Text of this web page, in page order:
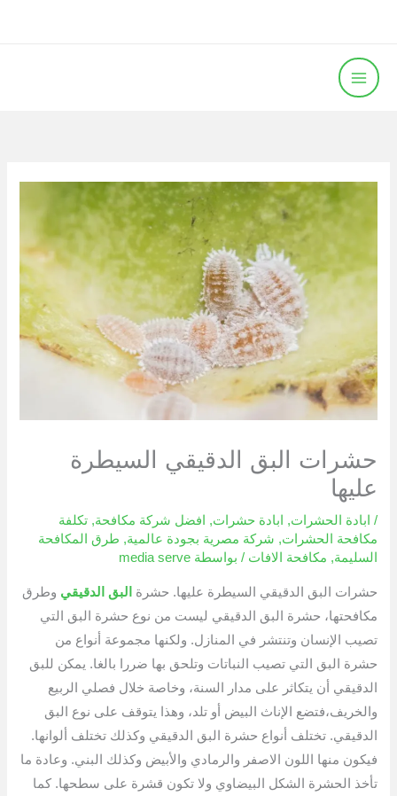
المحتوى
حشرات البق الدقيقي السيطرة
عليها
/ ابادة الحشرات, ابادة حشرات, افضل شركة مكافحة,تكلفة
مكافحة الحشرات, شركة مصرية بجودة عالمية, طرق المكافحة
السليمة, مكافحة الافات / بواسطة media serve
حشرات البق الدقيقي السيطرة عليها. حشرة البق الدقيقي وطرق
مكافحتها، حشرة البق الدقيقي ليست من نوع حشرة البق التي
تصيب الإنسان وتنتشر في المنازل. ولكنها مجموعة أنواع من
حشرة البق التي تصيب النباتات وتلحق بها ضررا بالغا. يمكن للبق
الدقيقي أن يتكاثر على مدار السنة، وخاصة خلال فصلي الربيع
والخريف،فتضع الإناث البيض أو تلد، وهذا يتوقف على نوع البق
الدقيقي. تختلف أنواع حشرة البق الدقيقي وكذلك تختلف ألوانها.
فيكون منها اللون الاصفر والرمادي والأبيض وكذلك البني. وعادة ما
تأخذ الحشرة الشكل البيضاوي ولا تكون قشرة على سطحها. كما